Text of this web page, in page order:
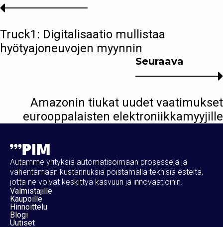
Seuraava
Amazonin tiukat uudet vaatimukset
eurooppalaisten elektroniikkamyyjille
Truck1: Digitalisaatio mullistaa
hyötyajoneuvojen myynnin
Autamme yrityksiä automatisoimaan prosesseja ja
vähentämään kustannuksia poistamalla teknisiä esteitä,
jotta ne voivat keskittyä kasvuun ja innovaatioihin.
Valmistajille
Kaupoille
Hinnoittelu
Blogi
Uutiset